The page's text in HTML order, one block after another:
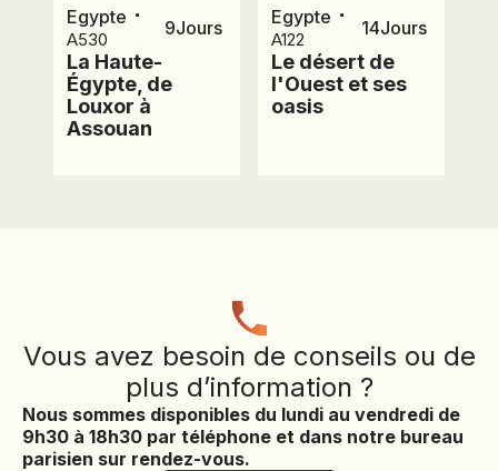
Egypte ⋅
A530
9Jours
La Haute-
Égypte, de
Louxor à
Assouan
Egypte ⋅
A122
14Jours
Le désert de
l'Ouest et ses
oasis
Vous avez besoin de conseils ou de
plus d’information ?
Nous sommes disponibles du lundi au vendredi de
9h30 à 18h30 par téléphone et dans notre bureau
parisien sur rendez-vous.